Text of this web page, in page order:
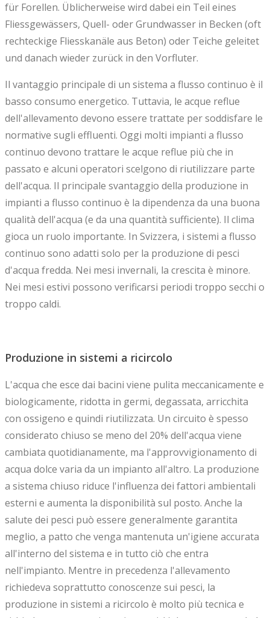
für Forellen. Üblicherweise wird dabei ein Teil eines
Fliessgewässers, Quell- oder Grundwasser in Becken (oft
rechteckige Fliesskanäle aus Beton) oder Teiche geleitet
und danach wieder zurück in den Vorfluter.
Il vantaggio principale di un sistema a flusso continuo è il
basso consumo energetico. Tuttavia, le acque reflue
dell'allevamento devono essere trattate per soddisfare le
normative sugli effluenti. Oggi molti impianti a flusso
continuo devono trattare le acque reflue più che in
passato e alcuni operatori scelgono di riutilizzare parte
dell'acqua. Il principale svantaggio della produzione in
impianti a flusso continuo è la dipendenza da una buona
qualità dell'acqua (e da una quantità sufficiente). Il clima
gioca un ruolo importante. In Svizzera, i sistemi a flusso
continuo sono adatti solo per la produzione di pesci
d'acqua fredda. Nei mesi invernali, la crescita è minore.
Nei mesi estivi possono verificarsi periodi troppo secchi o
troppo caldi.
Produzione in sistemi a ricircolo
L'acqua che esce dai bacini viene pulita meccanicamente e
biologicamente, ridotta in germi, degassata, arricchita
con ossigeno e quindi riutilizzata. Un circuito è spesso
considerato chiuso se meno del 20% dell'acqua viene
cambiata quotidianamente, ma l'approvvigionamento di
acqua dolce varia da un impianto all'altro. La produzione
a sistema chiuso riduce l'influenza dei fattori ambientali
esterni e aumenta la disponibilità sul posto. Anche la
salute dei pesci può essere generalmente garantita
meglio, a patto che venga mantenuta un'igiene accurata
all'interno del sistema e in tutto ciò che entra
nell'impianto. Mentre in precedenza l'allevamento
richiedeva soprattutto conoscenze sui pesci, la
produzione in sistemi a ricircolo è molto più tecnica e